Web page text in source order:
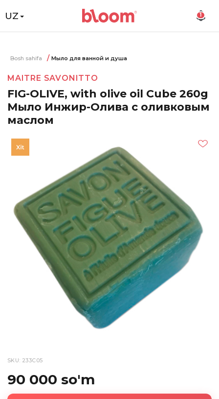
UZ 1
Bosh sahifa Мыло для ванной и душа
MAITRE SAVONITTO
FIG-OLIVE, with olive oil Cube 260g
Мыло Инжир-Олива с оливковым
маслом
SKU: 233C05
90 000 so'm